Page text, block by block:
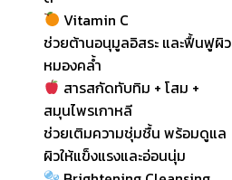
Vitamin C
ช่วยต้านอนุมูลอิสระ และฟื้นฟูผิว
หมองคล้ำ
สารสกัดทับทิม + โสม +
สมุนไพรเกาหลี
ช่วยเติมความชุ่มชื้น พร้อมดูแล
ผิวให้แข็งแรงและอ่อนนุ่ม